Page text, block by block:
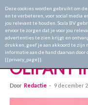
Home Aan de Haak 44
Aan de Haak 44
OLIFANT
Door Redactie - 9 december
Deze cookies worden gebruikt om
en te verbeteren, voor social media
jou relevant te houden. Scala BV
ervoor te zorgen dat je voor jou
advertenties te zien krijgt en
drukken, geef je aan akkoord te zijn
informatie aan de hand daarvan door
{{privacy_page}}.